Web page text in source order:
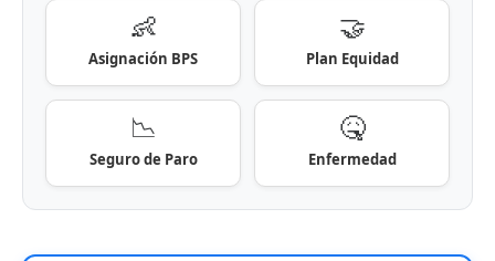
👶
Asignación BPS
🤝
Plan Equidad
📉
Seguro de Paro
🤒
Enfermedad